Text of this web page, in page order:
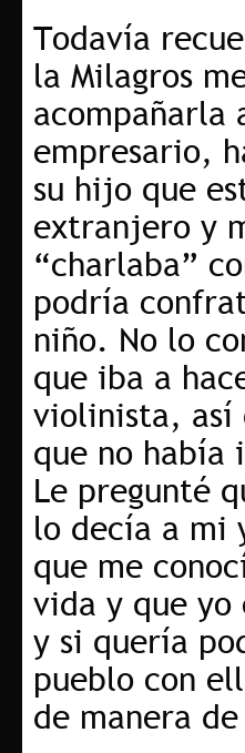
Todavía
la Milagros
acompañarla
empresario,
su hijo que
extranjero y
“charlaba”
podría
niño. No lo
que iba a
violinista, así
que no había
Le pregunté
lo decía a mi
que me
vida y que yo
y si quería
pueblo con
de manera